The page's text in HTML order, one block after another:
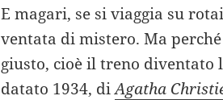
E magari, se si viaggia su
ventata di mistero. Ma
giusto, cioè il treno diventato
datato 1934, diAgatha